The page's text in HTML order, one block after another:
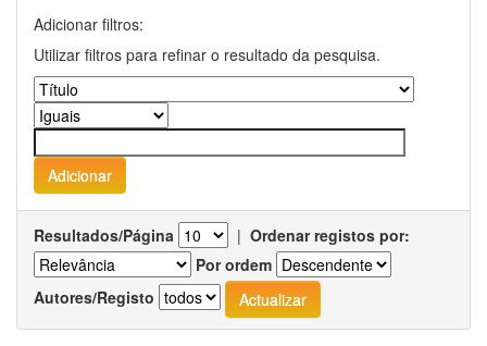
Adicionar filtros:
Utilizar filtros para refinar o resultado da pesquisa.
Resultados/Página | Ordenar registos por:
Por ordem
Autores/Registo